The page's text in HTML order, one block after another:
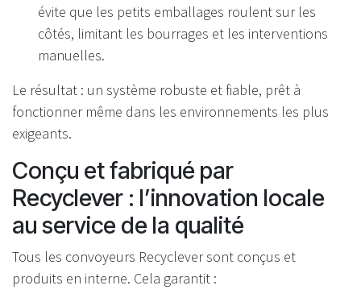
évite que les petits emballages roulent sur les
côtés, limitant les bourrages et les interventions
manuelles.
Le résultat : un système robuste et fiable, prêt à
fonctionner même dans les environnements les plus
exigeants.
Conçu et fabriqué par
Recyclever : l’innovation locale
au service de la qualité
Tous les convoyeurs Recyclever sont conçus et
produits en interne. Cela garantit :